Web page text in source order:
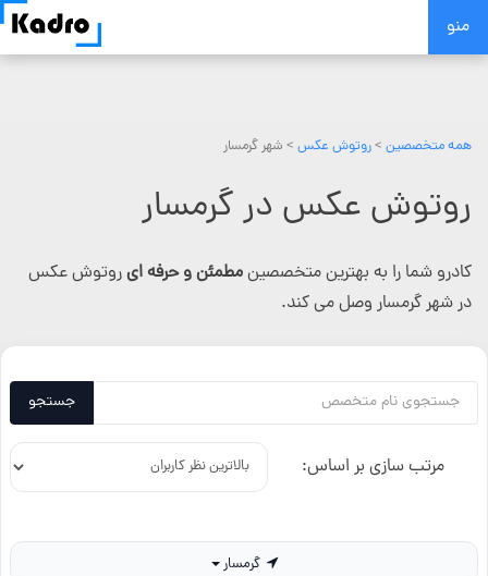
Skip
منو
همه متخصصین >روتوش عکس > شهر گرمسار
روتوش عکس در گرمسار
کادرو شما را به بهترین متخصصینمطمئن و حرفه ایروتوش عکس
در شهر گرمسار وصل می کند.
جستجو
مرتب سازی بر اساس:
گرمسار